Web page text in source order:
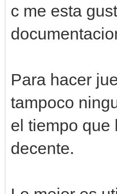
c me esta
Para hacer
tampoco
el tiempo que
decente.